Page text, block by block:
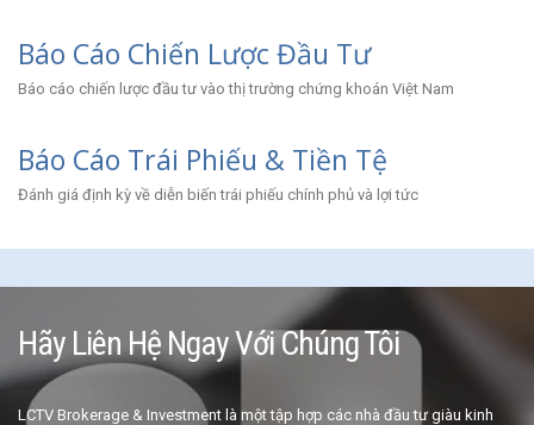
Báo Cáo Chiến Lược Đầu Tư
Báo cáo chiến lược đầu tư vào thị trường chứng khoán Việt Nam
Báo Cáo Trái Phiếu & Tiền Tệ
Đánh giá định kỳ về diễn biến trái phiếu chính phủ và lợi tức
Hãy Liên Hệ Ngay Với Chúng Tôi
LCTV Brokerage & Investment là một tập hợp các nhà đầu tư giàu kinh